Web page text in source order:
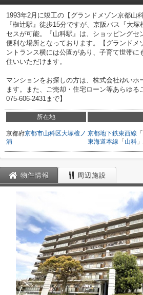
1993年2月に竣工の【グランドメゾン京都山
『椥辻駅』徒歩15分ですが、京阪バス『大
セスが可能。『山科駅』は、ショッピング
便利な場所となっております。【グランド
ントランス横には公園があり、子育て世帯
住いいただけます。
マンションをお探しの方は、株式会社ゆい
ます。また、ご売却・住宅ローン等あらゆ
075-606-2431まで】
所在地
京都府京都市山科区大塚檀ノ
浦
京都地下鉄東西線 「
東海道本線 「 山科
物件情報 周辺施設